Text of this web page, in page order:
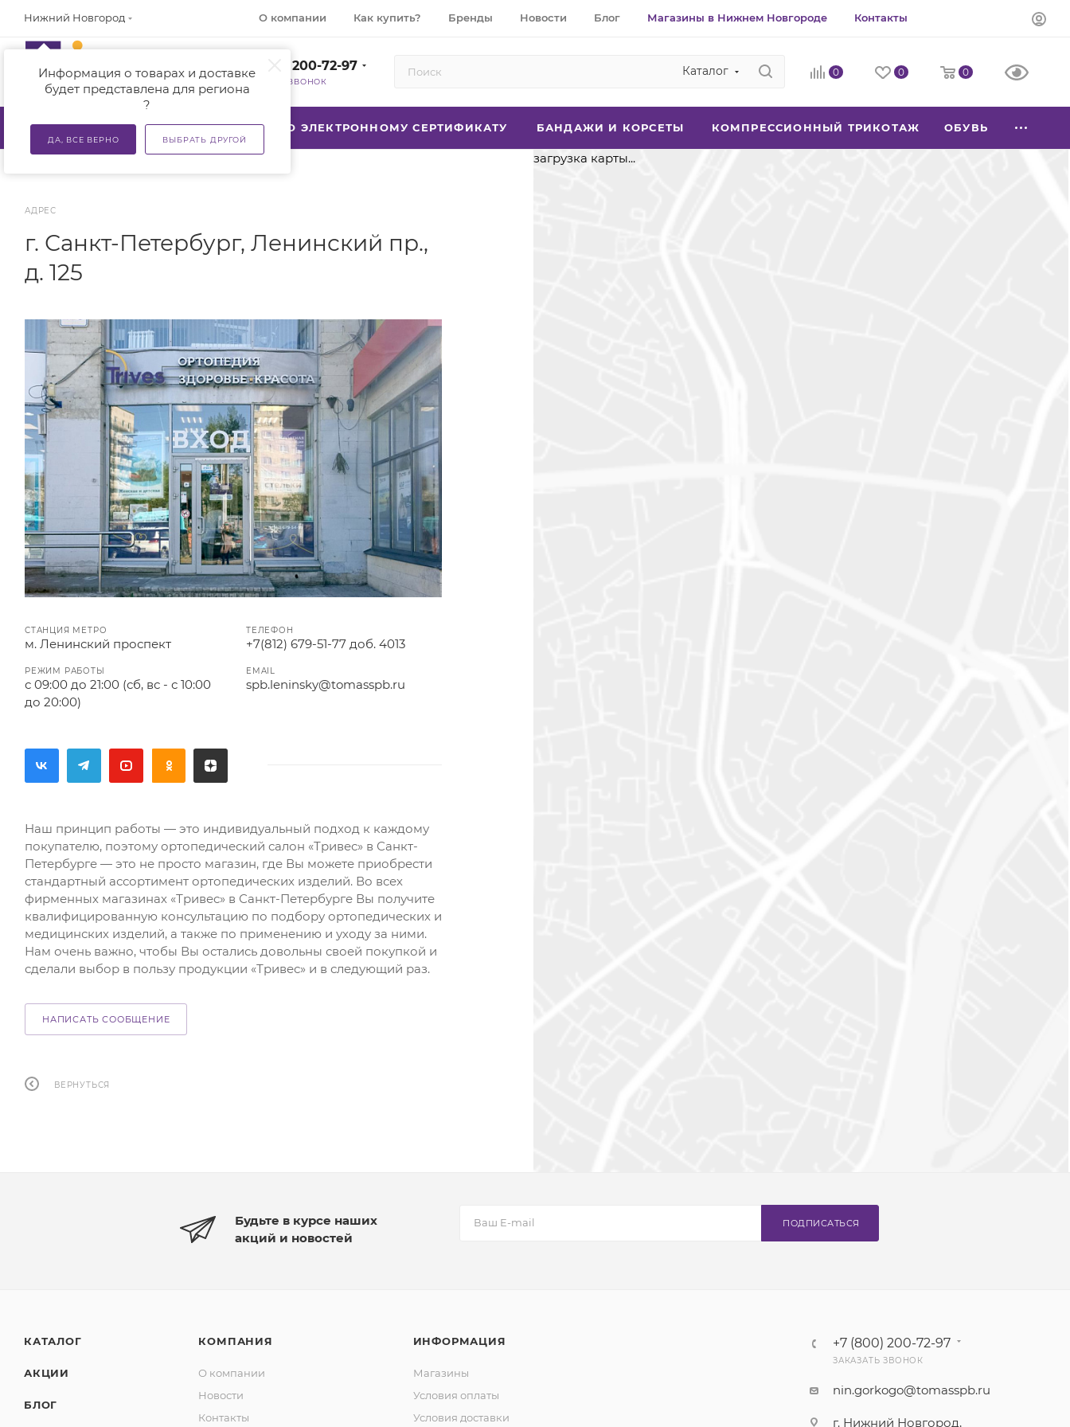
Нижний Новгород
Информация о товарах и доставке
будет представлена для региона
?
ДА, ВСЕ ВЕРНО ВЫБРАТЬ ДРУГОЙ
О компании Как купить? Бренды Новости Блог Магазины в Нижнем Новгороде Контакты
+7 (800) 200-72-97
ЗАКАЗАТЬ ЗВОНОК
Каталог 0 0 0
КАТАЛОГ АКЦИИ ТСР ПО ЭЛЕКТРОННОМУ СЕРТИФИКАТУ БАНДАЖИ И КОРСЕТЫ КОМПРЕССИОННЫЙ ТРИКОТАЖ ОБУВЬ
АДРЕС
г. Санкт-Петербург, Ленинский пр.,
д. 125
СТАНЦИЯ МЕТРО
м. Ленинский проспект
РЕЖИМ РАБОТЫ
с 09:00 до 21:00 (сб, вс - с 10:00
до 20:00)
ТЕЛЕФОН
+7(812) 679-51-77 доб. 4013
EMAIL
spb.leninsky@tomasspb.ru
Наш принцип работы — это индивидуальный подход к каждому
покупателю, поэтому ортопедический салон «Тривес» в Санкт-
Петербурге — это не просто магазин, где Вы можете приобрести
стандартный ассортимент ортопедических изделий. Во всех
фирменных магазинах «Тривес» в Санкт-Петербурге Вы получите
квалифицированную консультацию по подбору ортопедических и
медицинских изделий, а также по применению и уходу за ними.
Нам очень важно, чтобы Вы остались довольны своей покупкой и
сделали выбор в пользу продукции «Тривес» и в следующий раз.
НАПИСАТЬ СООБЩЕНИЕ
ВЕРНУТЬСЯ
загрузка карты...
Будьте в курсе наших
акций и новостей
ПОДПИСАТЬСЯ
КАТАЛОГ
АКЦИИ
БЛОГ
КОМПАНИЯ
О компании
Новости
Контакты
ИНФОРМАЦИЯ
Магазины
Условия оплаты
Условия доставки
+7 (800) 200-72-97
ЗАКАЗАТЬ ЗВОНОК
nin.gorkogo@tomasspb.ru
г. Нижний Новгород,